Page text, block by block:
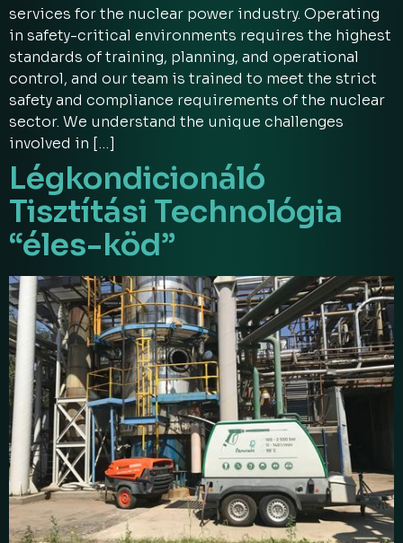
services for the nuclear power industry. Operating
in safety-critical environments requires the highest
standards of training, planning, and operational
control, and our team is trained to meet the strict
safety and compliance requirements of the nuclear
sector. We understand the unique challenges
involved in […]
Légkondicionáló
Tisztítási Technológia
“éles-köd”